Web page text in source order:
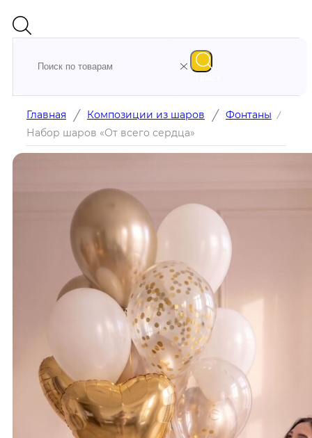
Главная / Композиции из шаров / Фонтаны /
Набор шаров «От всего сердца»